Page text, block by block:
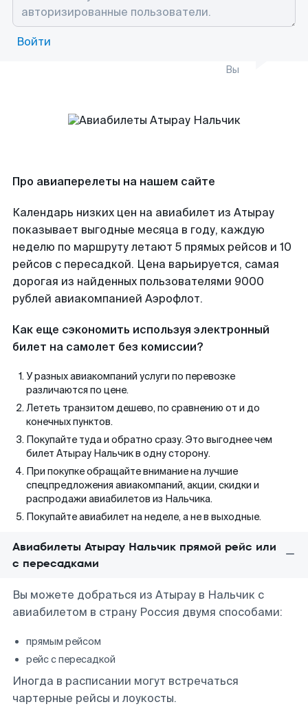
Войти
Вы
Про авиаперелеты на нашем сайте
Календарь низких цен на авиабилет из Атырау
показывает выгодные месяца в году, каждую
неделю по маршруту летают 5 прямых рейсов и 10
рейсов с пересадкой. Цена варьируется, самая
дорогая из найденных пользователями 9000
рублей авиакомпанией Аэрофлот.
Как еще сэкономить используя электронный
билет на самолет без комиссии?
У разных авиакомпаний услуги по перевозке
различаются по цене.
Лететь транзитом дешево, по сравнению от и до
конечных пунктов.
Покупайте туда и обратно сразу. Это выгоднее чем
билет Атырау Нальчик в одну сторону.
При покупке обращайте внимание на лучшие
спецпредложения авиакомпаний, акции, скидки и
распродажи авиабилетов из Нальчика.
Покупайте авиабилет на неделе, а не в выходные.
Авиабилеты Атырау Нальчик прямой рейс или
с пересадками
Вы можете добраться из Атырау в Нальчик с
авиабилетом в страну Россия двумя способами:
прямым рейсом
рейс с пересадкой
Иногда в расписании могут встречаться
чартерные рейсы и лоукосты.